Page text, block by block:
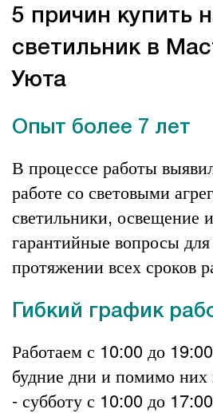
5 причин купить
светильник в
Уюта
Опыт более 7 лет
В процессе работы
работе со световыми
светильники, освещение
гарантийные вопросы
протяжении всех сроков
Гибкий график
Работаем с 10:00 до
будние дни и помимо них
- субботу с 10:00 до